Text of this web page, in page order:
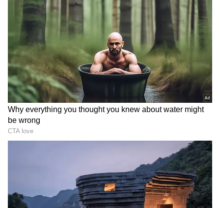
அரசியல் வட்டாரங்களில் வெளியாகும்
தகவல்களின் படி, ஜூன் மாதம் முதல் இந்த
திட்டத்தை அதிகாரப்பூர்வமாக அறிவிக்க
தவெக தரப்பு தீவிரமாக ஆலோசித்து
வருவதாக கூறப்படுகிறது. இதற்கான
முக்கிய அரசியல் காரணமாக ஜூன் 3ஆம்
தேதி நடைபெறவுள்ள கலைஞர்
கருணாநிதியின் பிறந்தநாள் கொண்டாட்டம்
பார்க்கப்படுகிறது.
ஏசியாநெட் தமிழ்-ஐ உங்கள் முதன்மைத்
தேர்வாக்குங்கள்